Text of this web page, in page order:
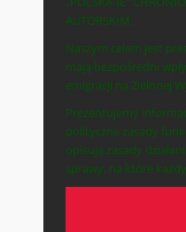
AUTORSKIM.
Naszym celem jest
mają bezpośredni
emigracji na Zielonej
Prezentujemy
polityczne zasady
opisują zasady
sprawy, na które